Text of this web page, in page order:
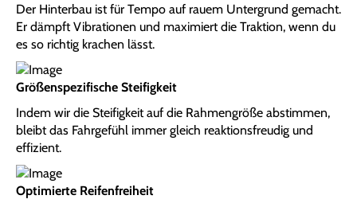
Der Hinterbau ist für Tempo auf rauem Untergrund gemacht.
Er dämpft Vibrationen und maximiert die Traktion, wenn du
es so richtig krachen lässt.
Größenspezifische Steifigkeit
Indem wir die Steifigkeit auf die Rahmengröße abstimmen,
bleibt das Fahrgefühl immer gleich reaktionsfreudig und
effizient.
Optimierte Reifenfreiheit